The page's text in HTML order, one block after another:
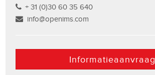
+ 31 (0)30 60 35 640
info@openims.com
Informatieaanvraag